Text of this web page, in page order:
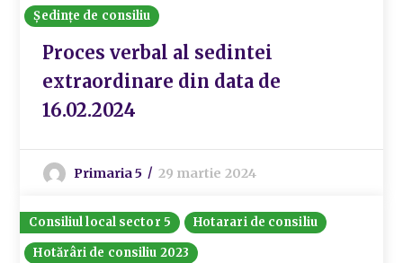
Ședințe de consiliu
Proces verbal al sedintei
extraordinare din data de
16.02.2024
Primaria 5 29 martie 2024
Consiliul local sector 5
Hotarari de consiliu
Hotărâri de consiliu 2023